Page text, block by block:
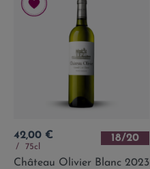
Prix
42,00 €
75cl
18/20
Château Olivier Blanc 2023